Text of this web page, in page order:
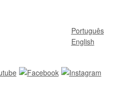
Português
English